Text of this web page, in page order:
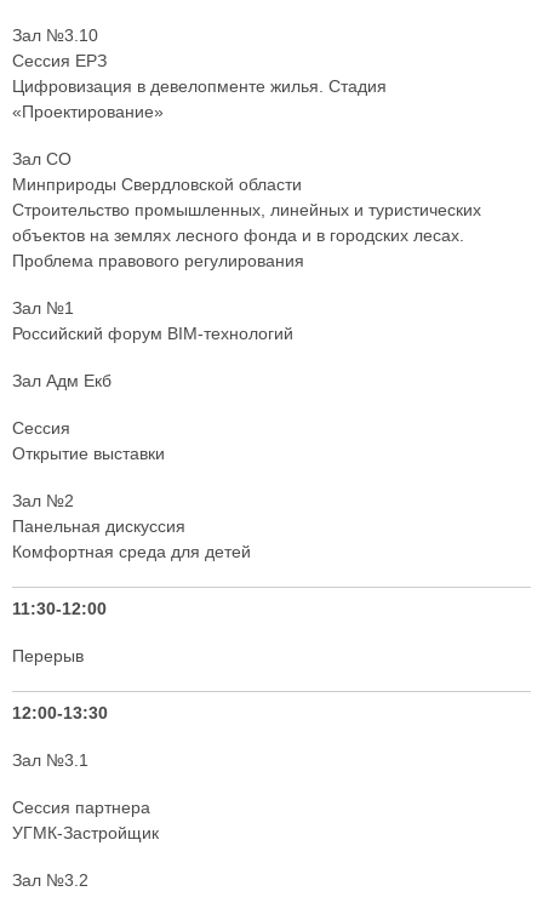
Зал №3.10
Сессия ЕРЗ
Цифровизация в девелопменте жилья. Стадия
«Проектирование»
Зал СО
Минприроды Свердловской области
Строительство промышленных, линейных и туристических
объектов на землях лесного фонда и в городских лесах.
Проблема правового регулирования
Зал №1
Российский форум BIM-технологий
Зал Адм Екб
Сессия
Открытие выставки
Зал №2
Панельная дискуссия
Комфортная среда для детей
11:30-12:00
Перерыв
12:00-13:30
Зал №3.1
Сессия партнера
УГМК-Застройщик
Зал №3.2